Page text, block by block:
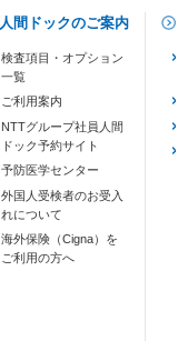
人間ドックのご案内
検査項目・オプション
一覧
ご利用案内
NTTグループ社員人間
ドック予約サイト
予防医学センター
外国人受検者のお受入
れについて
海外保険（Cigna）を
ご利用の方へ